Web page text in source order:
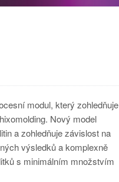
modul, který zohledňuje
Nový model
a zohledňuje závislost na
výsledků a komplexně
s minimálním množstvím